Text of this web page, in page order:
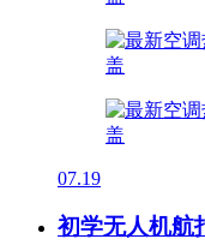
07.19
初学无人机航